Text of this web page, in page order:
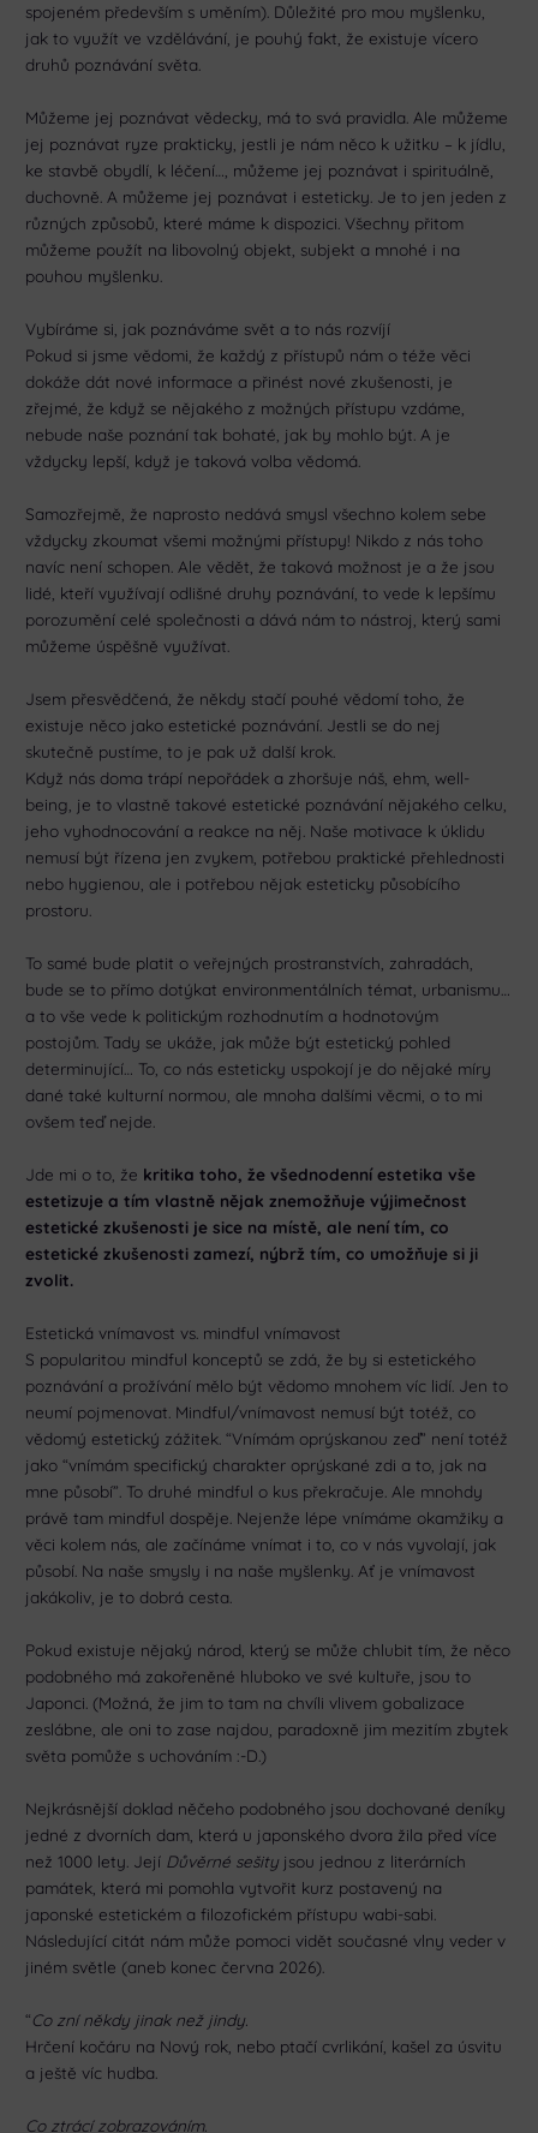
spojeném především s uměním). Důležité pro mou myšlenku,
jak to využít ve vzdělávání, je pouhý fakt, že existuje vícero
druhů poznávání světa.
Můžeme jej poznávat vědecky, má to svá pravidla. Ale můžeme
jej poznávat ryze prakticky, jestli je nám něco k užitku – k jídlu,
ke stavbě obydlí, k léčení…, můžeme jej poznávat i spirituálně,
duchovně. A můžeme jej poznávat i esteticky. Je to jen jeden z
různých způsobů, které máme k dispozici. Všechny přitom
můžeme použít na libovolný objekt, subjekt a mnohé i na
pouhou myšlenku.
Vybíráme si, jak poznáváme svět a to nás rozvíjí
Pokud si jsme vědomi, že každý z přístupů nám o téže věci
dokáže dát nové informace a přinést nové zkušenosti, je
zřejmé, že když se nějakého z možných přístupu vzdáme,
nebude naše poznání tak bohaté, jak by mohlo být. A je
vždycky lepší, když je taková volba vědomá.
Samozřejmě, že naprosto nedává smysl všechno kolem sebe
vždycky zkoumat všemi možnými přístupy! Nikdo z nás toho
navíc není schopen. Ale vědět, že taková možnost je a že jsou
lidé, kteří využívají odlišné druhy poznávání, to vede k lepšímu
porozumění celé společnosti a dává nám to nástroj, který sami
můžeme úspěšně využívat.
Jsem přesvědčená, že někdy stačí pouhé vědomí toho, že
existuje něco jako estetické poznávání. Jestli se do nej
skutečně pustíme, to je pak už další krok.
Když nás doma trápí nepořádek a zhoršuje náš, ehm, well-
being, je to vlastně takové estetické poznávání nějakého celku,
jeho vyhodnocování a reakce na něj. Naše motivace k úklidu
nemusí být řízena jen zvykem, potřebou praktické přehlednosti
nebo hygienou, ale i potřebou nějak esteticky působícího
prostoru.
To samé bude platit o veřejných prostranstvích, zahradách,
bude se to přímo dotýkat environmentálních témat, urbanismu…
a to vše vede k politickým rozhodnutím a hodnotovým
postojům. Tady se ukáže, jak může být estetický pohled
determinující… To, co nás esteticky uspokojí je do nějaké míry
dané také kulturní normou, ale mnoha dalšími věcmi, o to mi
ovšem teď nejde.
Jde mi o to, že kritika toho, že všednodenní estetika vše
estetizuje a tím vlastně nějak znemožňuje výjimečnost
estetické zkušenosti je sice na místě, ale není tím, co
estetické zkušenosti zamezí, nýbrž tím, co umožňuje si ji
zvolit.
Estetická vnímavost vs. mindful vnímavost
S popularitou mindful konceptů se zdá, že by si estetického
poznávání a prožívání mělo být vědomo mnohem víc lidí. Jen to
neumí pojmenovat. Mindful/vnímavost nemusí být totéž, co
vědomý estetický zážitek. “Vnímám oprýskanou zeď” není totéž
jako “vnímám specifický charakter oprýskané zdi a to, jak na
mne působí”. To druhé mindful o kus překračuje. Ale mnohdy
právě tam mindful dospěje. Nejenže lépe vnímáme okamžiky a
věci kolem nás, ale začínáme vnímat i to, co v nás vyvolají, jak
působí. Na naše smysly i na naše myšlenky. Ať je vnímavost
jakákoliv, je to dobrá cesta.
Pokud existuje nějaký národ, který se může chlubit tím, že něco
podobného má zakořeněné hluboko ve své kultuře, jsou to
Japonci. (Možná, že jim to tam na chvíli vlivem gobalizace
zeslábne, ale oni to zase najdou, paradoxně jim mezitím zbytek
světa pomůže s uchováním :-D.)
Nejkrásnější doklad něčeho podobného jsou dochované deníky
jedné z dvorních dam, která u japonského dvora žila před více
než 1000 lety. Její Důvěrné sešity jsou jednou z literárních
památek, která mi pomohla vytvořit kurz postavený na
japonské estetickém a filozofickém přístupu wabi-sabi.
Následující citát nám může pomoci vidět současné vlny veder v
jiném světle (aneb konec června 2026).
“Co zní někdy jinak než jindy.
Hrčení kočáru na Nový rok, nebo ptačí cvrlikání, kašel za úsvitu
a ještě víc hudba.
Co ztrácí zobrazováním.